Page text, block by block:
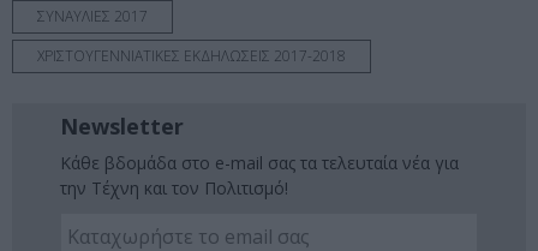
ΣΥΝΑΥΛΙΕΣ 2017
ΧΡΙΣΤΟΥΓΕΝΝΙΑΤΙΚΕΣ ΕΚΔΗΛΩΣΕΙΣ 2017-2018
Newsletter
Κάθε βδομάδα στο e-mail σας τα τελευταία νέα για
την Τέχνη και τον Πολιτισμό!